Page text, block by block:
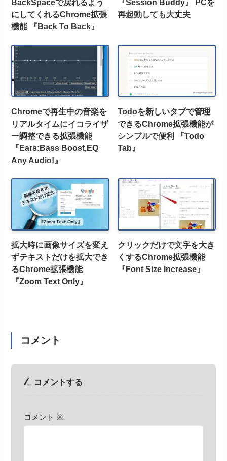
BackSpaceで戻れるよう
にしてくれるChrome拡張
機能 『Back To Back』
『Session Buddy』 PCを
再起動しても大丈夫
Chromeで再生中の音楽を
リアルタイムにイコライザ
ー調整できる拡張機能
『Ears:Bass Boost,EQ
Any Audio!』
Todoを新しいタブで管理
できるChrome拡張機能が
シンプルで便利 『Todo
Tab』
拡大時に画像サイズを変え
ずテキストだけを拡大でき
るChrome拡張機能
『Zoom Text Only』
クリックだけで文字を大き
くするChrome拡張機能
『Font Size Increase』
コメント
コメントする
コメント ※